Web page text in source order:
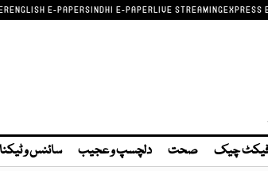
ENGLISH E-PAPERSINDHI E-PAPERLIVE STREAMINGEXPRESS
چیک صحت دلچسپ و عجیب سائنس و